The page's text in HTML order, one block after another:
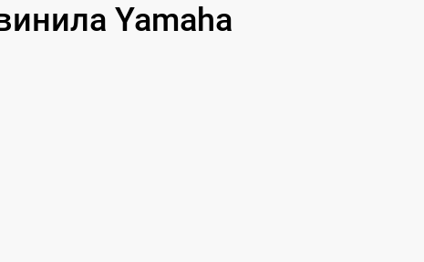
Yamaha